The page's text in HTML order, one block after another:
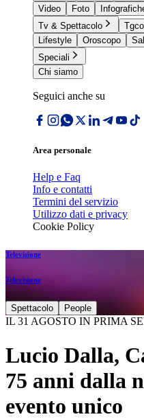
Video
Foto
Tv & Spettacolo
Lifestyle
Oroscopo
Speciali
Chi siamo
Seguici anche su
Area personale
Help e Faq
Info e contatti
Termini del servizio
Utilizzo dati e privacy
Cookie Policy
Televisione
Televisione
Spettacolo People
IL 31 AGOSTO IN PRIMA
Lucio Dalla,
75 anni dalla
evento unico